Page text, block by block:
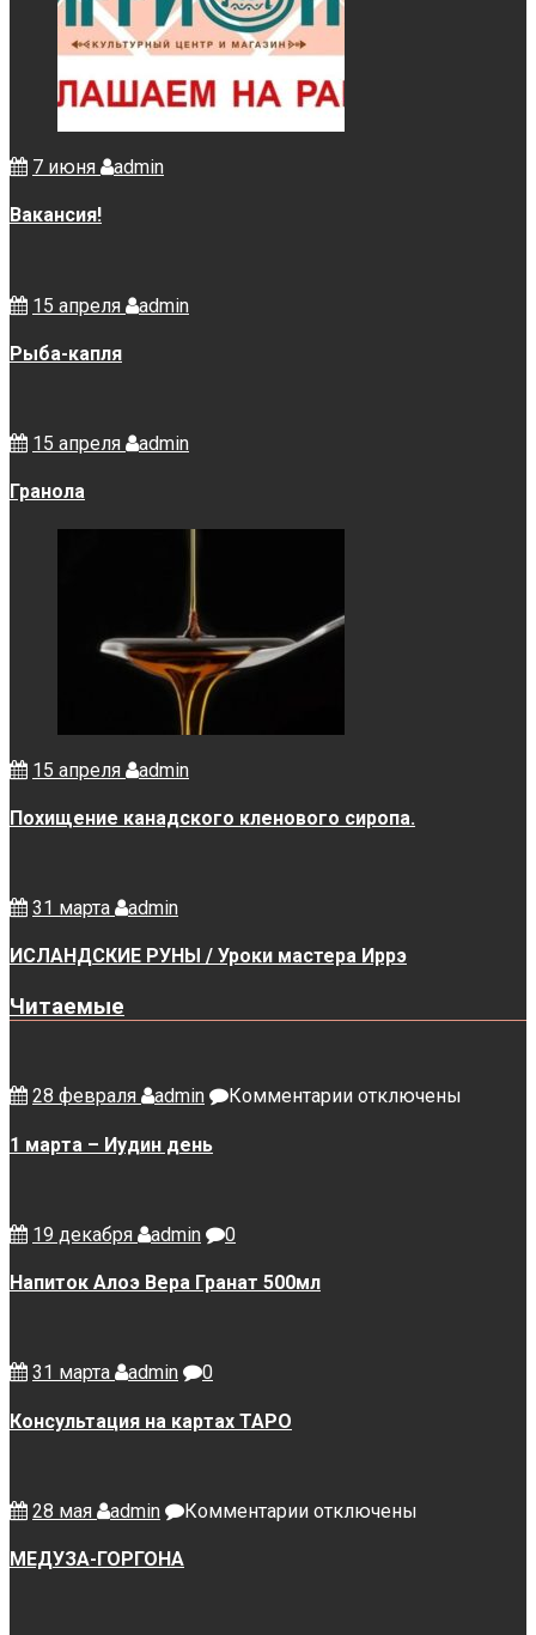
7 июня admin
Вакансия!
15 апреля admin
Рыба-капля
15 апреля admin
Гранола
15 апреля admin
Похищение канадского кленового сиропа.
31 марта admin
ИСЛАНДСКИЕ РУНЫ / Уроки мастера Иррэ
Читаемые
28 февраля admin Комментариикотключены
1 марта – Иудин день
19 декабря admin 0
Напиток Алоэ Вера Гранат 500мл
31 марта admin 0
Консультация на картах ТАРО
28 мая admin Комментариикотключены
МЕДУЗА-ГОРГОНА